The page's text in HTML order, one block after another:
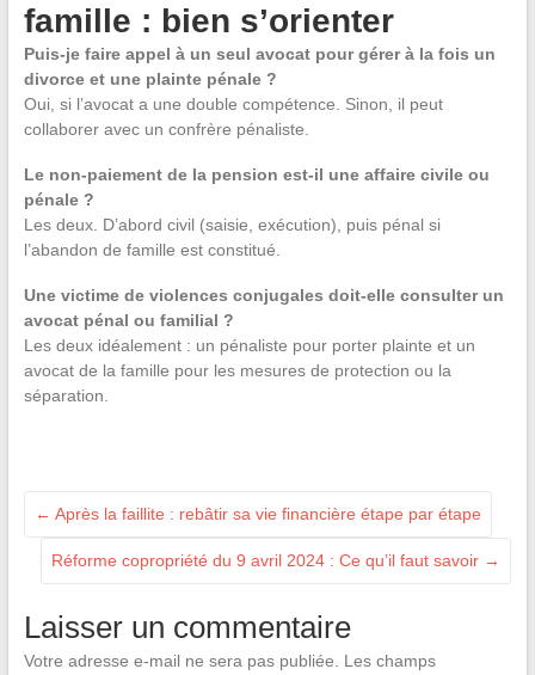
famille : bien s’orienter
Puis-je faire appel à un seul avocat pour gérer à la fois un
divorce et une plainte pénale ?
Oui, si l’avocat a une double compétence. Sinon, il peut
collaborer avec un confrère pénaliste.
Le non-paiement de la pension est-il une affaire civile ou
pénale ?
Les deux. D’abord civil (saisie, exécution), puis pénal si
l’abandon de famille est constitué.
Une victime de violences conjugales doit-elle consulter un
avocat pénal ou familial ?
Les deux idéalement : un pénaliste pour porter plainte et un
avocat de la famille pour les mesures de protection ou la
séparation.
← Après la faillite : rebâtir sa vie financière étape par étape
Réforme copropriété du 9 avril 2024 : Ce qu’il faut savoir →
Laisser un commentaire
Votre adresse e-mail ne sera pas publiée. Les champs